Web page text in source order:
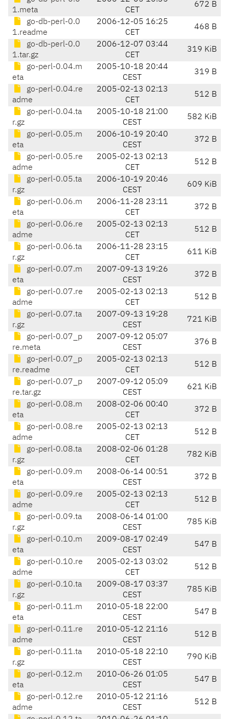
1.meta
CET
672 B
go-db-perl-0.0
1.readme
2006-12-05 16:25
CET
468 B
go-db-perl-0.0
1.tar.gz
2006-12-07 03:44
CET
319 KiB
go-perl-0.04.m
eta
2005-10-18 20:44
CEST
319 B
go-perl-0.04.re
adme
2005-02-13 02:13
CET
512 B
go-perl-0.04.ta
r.gz
2005-10-18 21:00
CEST
582 KiB
go-perl-0.05.m
eta
2006-10-19 20:40
CEST
372 B
go-perl-0.05.re
adme
2005-02-13 02:13
CET
512 B
go-perl-0.05.ta
r.gz
2006-10-19 20:46
CEST
609 KiB
go-perl-0.06.m
eta
2006-11-28 23:11
CET
372 B
go-perl-0.06.re
adme
2005-02-13 02:13
CET
512 B
go-perl-0.06.ta
r.gz
2006-11-28 23:15
CET
611 KiB
go-perl-0.07.m
eta
2007-09-13 19:26
CEST
372 B
go-perl-0.07.re
adme
2005-02-13 02:13
CET
512 B
go-perl-0.07.ta
r.gz
2007-09-13 19:28
CEST
721 KiB
go-perl-0.07_p
re.meta
2007-09-12 05:07
CEST
376 B
go-perl-0.07_p
re.readme
2005-02-13 02:13
CET
512 B
go-perl-0.07_p
re.tar.gz
2007-09-12 05:09
CEST
621 KiB
go-perl-0.08.m
eta
2008-02-06 00:40
CET
372 B
go-perl-0.08.re
adme
2005-02-13 02:13
CET
512 B
go-perl-0.08.ta
r.gz
2008-02-06 01:28
CET
782 KiB
go-perl-0.09.m
eta
2008-06-14 00:51
CEST
372 B
go-perl-0.09.re
adme
2005-02-13 02:13
CET
512 B
go-perl-0.09.ta
r.gz
2008-06-14 01:00
CEST
785 KiB
go-perl-0.10.m
eta
2009-08-17 02:49
CEST
547 B
go-perl-0.10.re
adme
2005-02-13 03:02
CET
512 B
go-perl-0.10.ta
r.gz
2009-08-17 03:37
CEST
785 KiB
go-perl-0.11.m
eta
2010-05-18 22:00
CEST
547 B
go-perl-0.11.re
adme
2010-05-12 21:16
CEST
512 B
go-perl-0.11.ta
r.gz
2010-05-18 22:10
CEST
790 KiB
go-perl-0.12.m
eta
2010-06-26 01:05
CEST
547 B
go-perl-0.12.re
adme
2010-05-12 21:16
CEST
512 B